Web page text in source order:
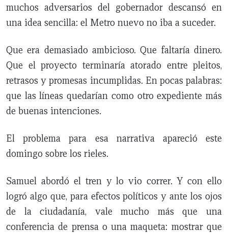
muchos adversarios del gobernador descansó en
una idea sencilla: el Metro nuevo no iba a suceder.
Que era demasiado ambicioso. Que faltaría dinero.
Que el proyecto terminaría atorado entre pleitos,
retrasos y promesas incumplidas. En pocas palabras:
que las líneas quedarían como otro expediente más
de buenas intenciones.
El problema para esa narrativa apareció este
domingo sobre los rieles.
Samuel abordó el tren y lo vio correr. Y con ello
logró algo que, para efectos políticos y ante los ojos
de la ciudadanía, vale mucho más que una
conferencia de prensa o una maqueta: mostrar que